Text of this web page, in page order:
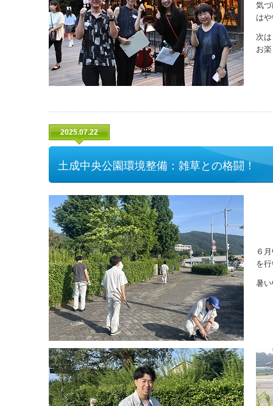
気
は
次
お
2025.07.22
土成中央公園環境整備：雑草との格闘！
６
を
暑